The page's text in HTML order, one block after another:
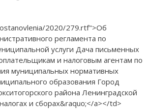
2020/279.rtf">Об
регламента по
услуги Дача письменных
и налоговым агентам по
муниципальных нормативных
образования Город
района Ленинградской
и сборах&raquo;</a></td>